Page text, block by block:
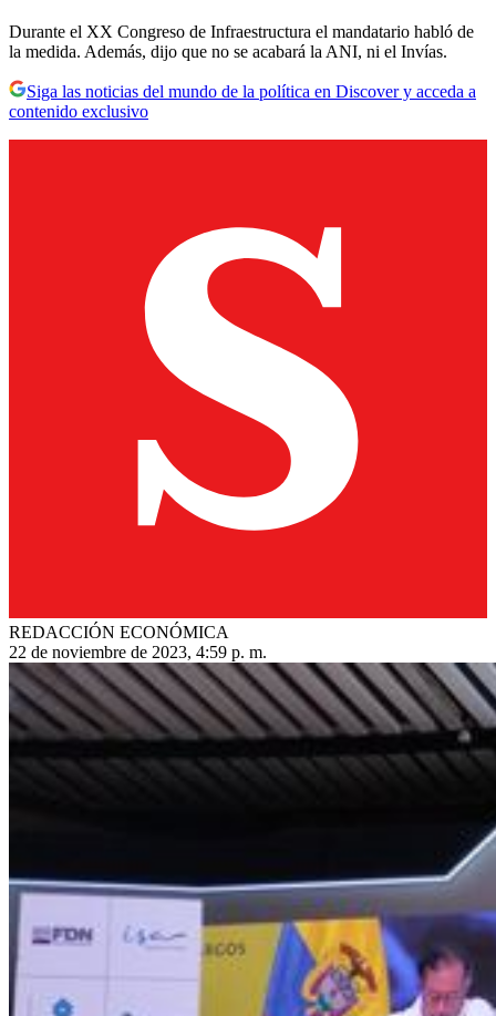
Durante el XX Congreso de Infraestructura el mandatario habló de
la medida. Además, dijo que no se acabará la ANI, ni el Invías.
Siga las noticias del mundo de la política en Discover y acceda a
contenido exclusivo
REDACCIÓN ECONÓMICA
22 de noviembre de 2023, 4:59 p. m.